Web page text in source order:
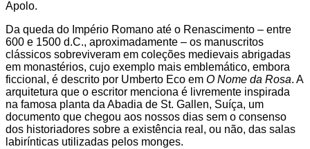
Apolo.
Da queda do Império Romano até o Renascimento – entre
600 e 1500 d.C., aproximadamente – os manuscritos
clássicos sobreviveram em coleções medievais abrigadas
em monastérios, cujo exemplo mais emblemático, embora
ficcional, é descrito por Umberto Eco em O Nome da Rosa. A
arquitetura que o escritor menciona é livremente inspirada
na famosa planta da Abadia de St. Gallen, Suíça, um
documento que chegou aos nossos dias sem o consenso
dos historiadores sobre a existência real, ou não, das salas
labirínticas utilizadas pelos monges.